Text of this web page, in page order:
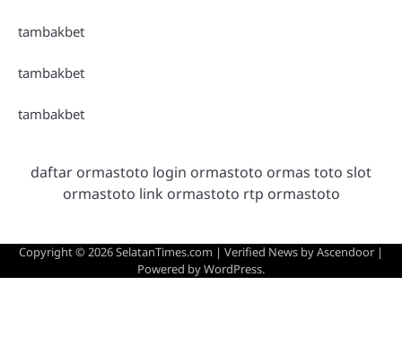
tambakbet
tambakbet
tambakbet
daftar ormastoto login ormastoto ormas toto slot
ormastoto link ormastoto rtp ormastoto
Copyright © 2026SelatanTimes.com | Verified News byAscendoor |
Powered byWordPress.